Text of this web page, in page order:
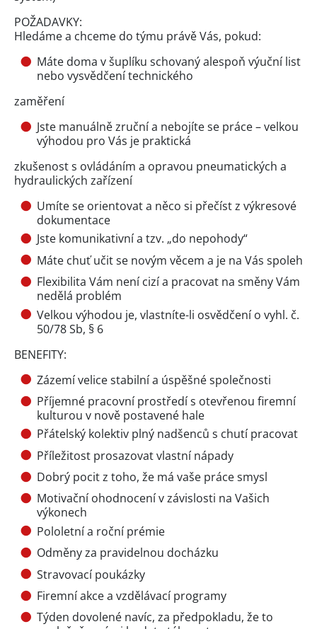
POŽADAVKY:
Hledáme a chceme do týmu právě Vás, pokud:
Máte doma v šuplíku schovaný alespoň výuční list
nebo vysvědčení technického
zaměření
Jste manuálně zruční a nebojíte se práce – velkou
výhodou pro Vás je praktická
zkušenost s ovládáním a opravou pneumatických a
hydraulických zařízení
Umíte se orientovat a něco si přečíst z výkresové
dokumentace
Jste komunikativní a tzv. „do nepohody“
Máte chuť učit se novým věcem a je na Vás spoleh
Flexibilita Vám není cizí a pracovat na směny Vám
nedělá problém
Velkou výhodou je, vlastníte-li osvědčení o vyhl. č.
50/78 Sb, § 6
BENEFITY:
Zázemí velice stabilní a úspěšné společnosti
Příjemné pracovní prostředí s otevřenou firemní
kulturou v nově postavené hale
Přátelský kolektiv plný nadšenců s chutí pracovat
Příležitost prosazovat vlastní nápady
Dobrý pocit z toho, že má vaše práce smysl
Motivační ohodnocení v závislosti na Vašich
výkonech
Pololetní a roční prémie
Odměny za pravidelnou docházku
Stravovací poukázky
Firemní akce a vzdělávací programy
Týden dovolené navíc, za předpokladu, že to